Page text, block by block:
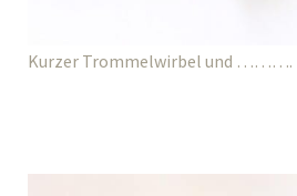
Kurzer Trommelwirbel und ……….